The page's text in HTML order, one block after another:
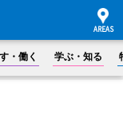
・働く 学ぶ・知る